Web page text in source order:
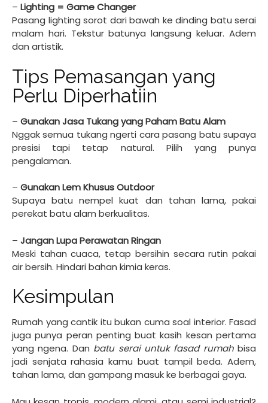
– Lighting = Game Changer
Pasang lighting sorot dari bawah ke dinding batu serai
malam hari. Tekstur batunya langsung keluar. Adem
dan artistik.
Tips Pemasangan yang
Perlu Diperhatiin
– Gunakan Jasa Tukang yang Paham Batu Alam
Nggak semua tukang ngerti cara pasang batu supaya
presisi tapi tetap natural. Pilih yang punya
pengalaman.
– Gunakan Lem Khusus Outdoor
Supaya batu nempel kuat dan tahan lama, pakai
perekat batu alam berkualitas.
– Jangan Lupa Perawatan Ringan
Meski tahan cuaca, tetap bersihin secara rutin pakai
air bersih. Hindari bahan kimia keras.
Kesimpulan
Rumah yang cantik itu bukan cuma soal interior. Fasad
juga punya peran penting buat kasih kesan pertama
yang ngena. Dan batu serai untuk fasad rumahbisa
jadi senjata rahasia kamu buat tampil beda. Adem,
tahan lama, dan gampang masuk ke berbagai gaya.